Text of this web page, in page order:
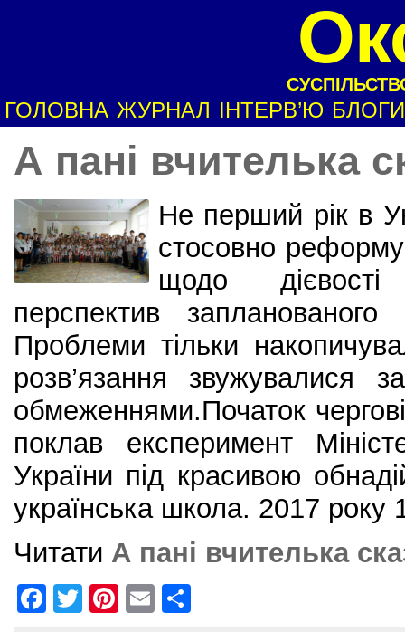
ГОЛОВНА ЖУРНАЛ ІНТЕРВ’Ю БЛОГИ
А пані вчителька
Не перший рік в
стосовно
щодо
перспектив
Проблеми тільки
розв’язання звужувалися
обмеженнями.Початок
поклав експеримент
України під красивою
українська школа. 2017 року
Читати А пані вчителька
F
T
Pi E